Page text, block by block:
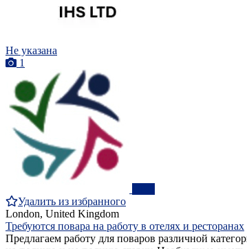
Не указана
1
Удалить из избранного
London, United Kingdom
Требуются повара на работу в отелях и ресторанах
Предлагаем работу для поваров различной